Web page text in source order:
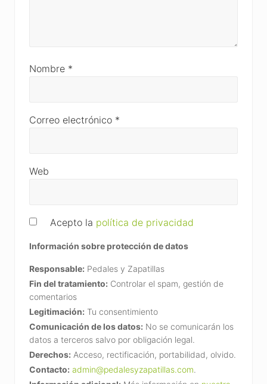
Nombre *
Correo electrónico *
Web
Acepto la política de privacidad
Información sobre protección de datos
Responsable: Pedales y Zapatillas
Fin del tratamiento: Controlar el spam, gestión de
comentarios
Legitimación: Tu consentimiento
Comunicación de los datos: No se comunicarán los
datos a terceros salvo por obligación legal.
Derechos: Acceso, rectificación, portabilidad, olvido.
Contacto: admin@pedalesyzapatillas.com.